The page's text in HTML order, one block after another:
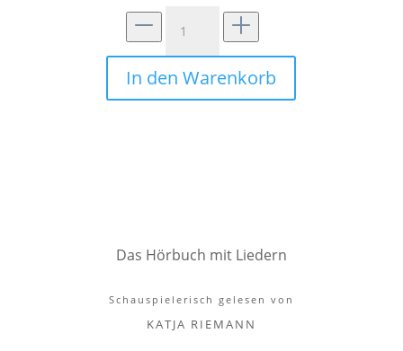
Katze
Schlecki
Leckermaul
Menge
In den Warenkorb
Das Hörbuch mit Liedern
Schauspielerisch gelesen von
KATJA RIEMANN